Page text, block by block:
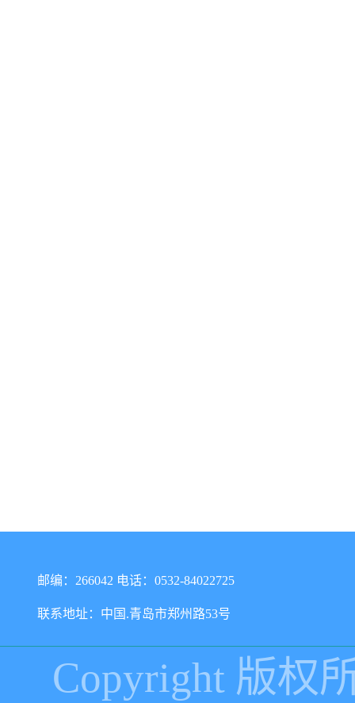
邮编：266042 电话：0532-84022725
联系地址：中国.青岛市郑州路53号
Copyright 版权